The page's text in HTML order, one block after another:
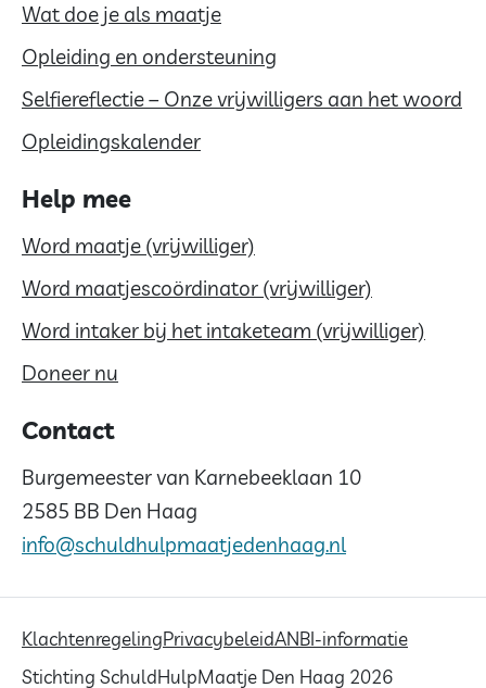
Wat doe je als maatje
Opleiding en ondersteuning
Selfiereflectie – Onze vrijwilligers aan het woord
Opleidingskalender
Help mee
Word maatje (vrijwilliger)
Word maatjescoördinator (vrijwilliger)
Word intaker bij het intaketeam (vrijwilliger)
Doneer nu
Contact
Burgemeester van Karnebeeklaan 10
2585 BB Den Haag
info@schuldhulpmaatjedenhaag.nl
KlachtenregelingPrivacybeleidANBI-informatie
Stichting SchuldHulpMaatje Den Haag 2026